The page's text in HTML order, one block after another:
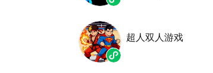
超人双人游戏